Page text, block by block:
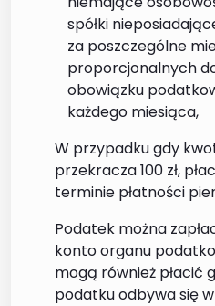
spółki
za poszczególne
proporcjonalnych
obowiązku
każdego miesiąca,
W przypadku gdy
przekracza 100 zł,
terminie płatności
Podatek można
konto organu
mogą również płacić
podatku odbywa się